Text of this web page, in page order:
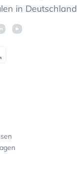
in Deutschland